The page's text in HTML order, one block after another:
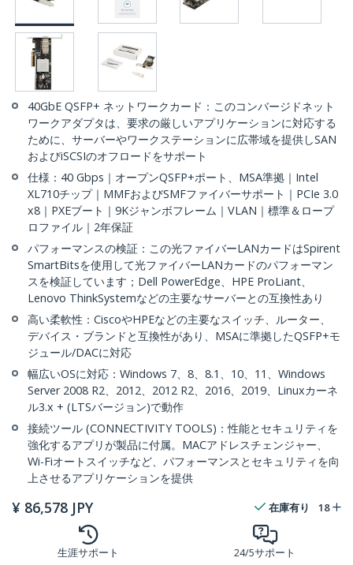
40GbE QSFP+ ネットワークカード：このコンバージドネット
ワークアダプタは、要求の厳しいアプリケーションに対応する
ために、サーバーやワークステーションに広帯域を提供しSAN
およびiSCSIのオフロードをサポート
仕様：40 Gbps｜オープンQSFP+ポート、MSA準拠｜Intel
XL710チップ｜MMFおよびSMFファイバーサポート｜PCIe 3.0
x8｜PXEブート｜9Kジャンボフレーム｜VLAN｜標準＆ロープ
ロファイル｜2年保証
パフォーマンスの検証：この光ファイバーLANカードはSpirent
SmartBitsを使用して光ファイバーLANカードのパフォーマン
スを検証しています；Dell PowerEdge、HPE ProLiant、
Lenovo ThinkSystemなどの主要なサーバーとの互換性あり
高い柔軟性：CiscoやHPEなどの主要なスイッチ、ルーター、
デバイス・ブランドと互換性があり、MSAに準拠したQSFP+モ
ジュール/DACに対応
幅広いOSに対応：Windows 7、8、8.1、10、11、Windows
Server 2008 R2、2012、2012 R2、2016、2019、Linuxカーネ
ル3.x + (LTSバージョン)で動作
接続ツール (CONNECTIVITY TOOLS)：性能とセキュリティを
強化するアプリが製品に付属。MACアドレスチェンジャー、
Wi-Fiオートスイッチなど、パフォーマンスとセキュリティを向
上させるアプリケーションを提供
¥ 86,578 JPY 在庫有り 18
生涯サポート 24/5サポート